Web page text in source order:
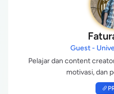
Guest -
Pelajar dan content
motivasi, dan